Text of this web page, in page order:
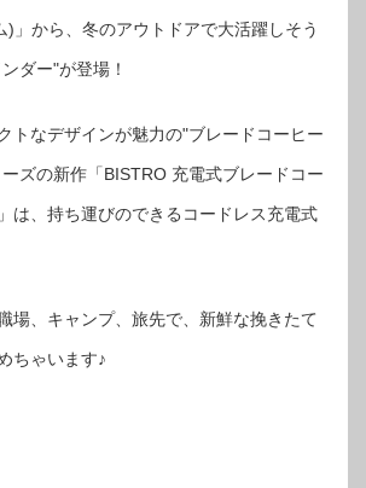
)」から、冬のアウトドアで大活躍しそう
ダー"が登場！
トなデザインが魅力の"ブレードコーヒー
ズの新作「BISTRO 充電式ブレードコー
は、持ち運びのできるコードレス充電式
場、キャンプ、旅先で、新鮮な挽きたて
ちゃいます♪